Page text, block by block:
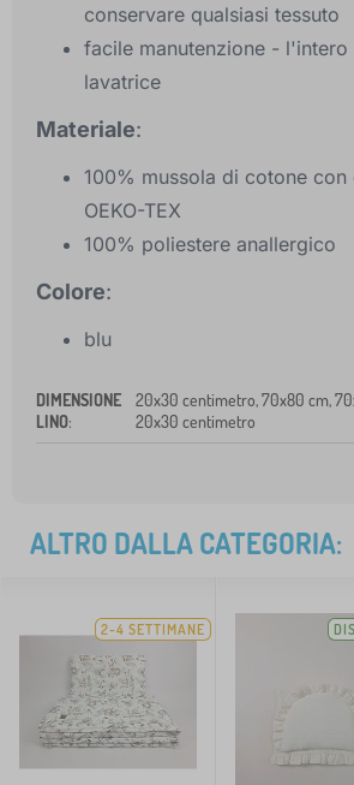
conservare qualsiasi tessuto
facile manutenzione - l'intero
lavatrice
Materiale:
100% mussola di cotone
OEKO-TEX
100% poliestere anallergico
Colore:
blu
DIMENSIONE
LINO:
20x30 centimetro, 70x80 cm,
20x30 centimetro
ALTRO DALLA CATEGORIA:
2-4 SETTIMANE